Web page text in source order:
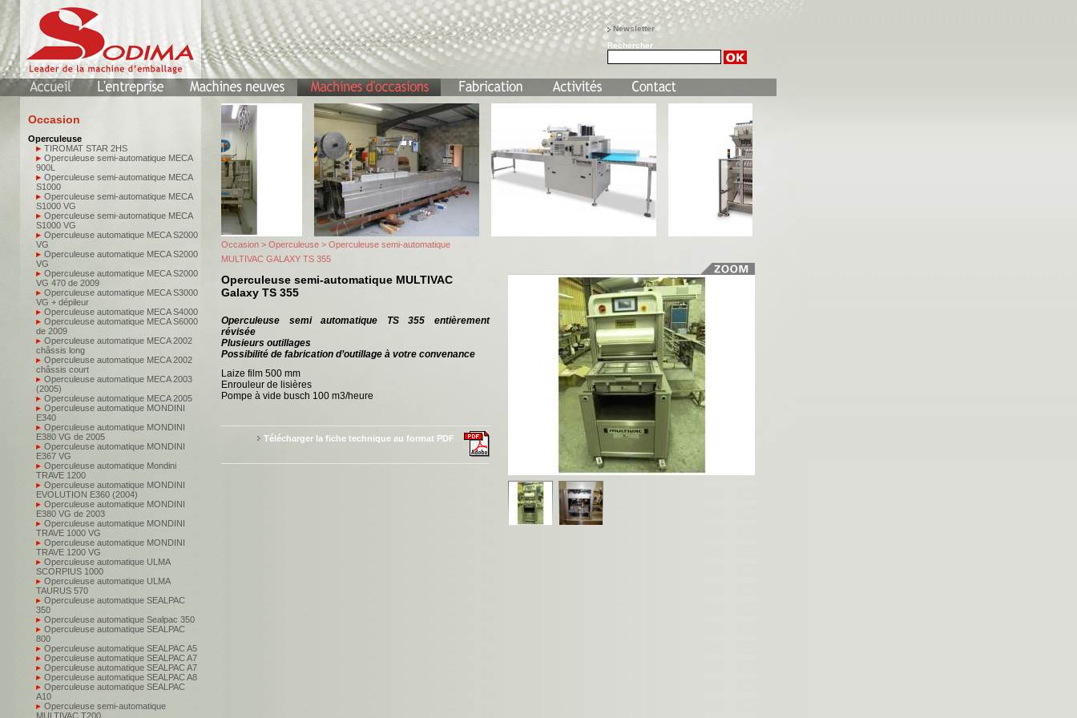
Newsletter
Rechercher
Occasion
Operculeuse
TIROMAT STAR 2HS
Operculeuse semi-automatique MECA
900L
Operculeuse semi-automatique MECA
S1000
Operculeuse semi-automatique MECA
S1000 VG
Operculeuse semi-automatique MECA
S1000 VG
Operculeuse automatique MECA S2000
VG
Operculeuse automatique MECA S2000
VG
Operculeuse automatique MECA S2000
VG 470 de 2009
Operculeuse automatique MECA S3000
VG + dépileur
Operculeuse automatique MECA S4000
Operculeuse automatique MECA S6000
de 2009
Operculeuse automatique MECA 2002
châssis long
Operculeuse automatique MECA 2002
châssis court
Operculeuse automatique MECA 2003
(2005)
Operculeuse automatique MECA 2005
Operculeuse automatique MONDINI
E340
Operculeuse automatique MONDINI
E380 VG de 2005
Operculeuse automatique MONDINI
E367 VG
Operculeuse automatique Mondini
TRAVE 1200
Operculeuse automatique MONDINI
EVOLUTION E360 (2004)
Operculeuse automatique MONDINI
E380 VG de 2003
Operculeuse automatique MONDINI
TRAVE 1000 VG
Operculeuse automatique MONDINI
TRAVE 1200 VG
Operculeuse automatique ULMA
SCORPIUS 1000
Operculeuse automatique ULMA
TAURUS 570
Operculeuse automatique SEALPAC
350
Operculeuse automatique Sealpac 350
Operculeuse automatique SEALPAC
800
Operculeuse automatique SEALPAC A5
Operculeuse automatique SEALPAC A7
Operculeuse automatique SEALPAC A7
Operculeuse automatique SEALPAC A8
Operculeuse automatique SEALPAC
A10
Operculeuse semi-automatique
MULTIVAC T200
Occasion > Operculeuse > Operculeuse semi-automatique
MULTIVAC GALAXY TS 355
Operculeuse semi-automatique MULTIVAC
Galaxy TS 355
Operculeuse semi automatique TS 355 entièrement
révisée
Plusieurs outillages
Possibilité de fabrication d’outillage à votre convenance
Laize film 500 mm
Enrouleur de lisières
Pompe à vide busch 100 m3/heure
Télécharger la fiche technique au format PDF